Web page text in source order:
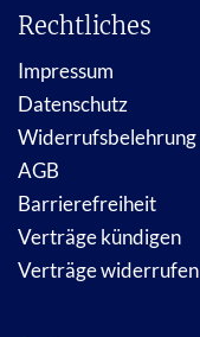
Rechtliches
Impressum
Datenschutz
Widerrufsbelehrung
AGB
Barrierefreiheit
Verträge kündigen
Verträge widerrufen